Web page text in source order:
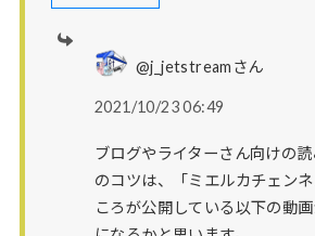
@j_jetstreamさん
2021/10/23 06:49
ブログやライターさん向けの
のコツは、「ミエルカチェン
ころが公開している以下の動